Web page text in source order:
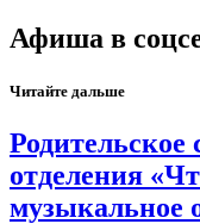
Афиша в
Читайте дальше
Родительское
отделения
музыкальное